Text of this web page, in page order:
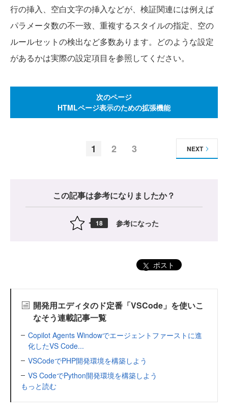
行の挿入、空白文字の挿入などが、検証関連には例えば
パラメータ数の不一致、重複するスタイルの指定、空の
ルールセットの検出など多数あります。どのような設定
があるかは実際の設定項目を参照してください。
次のページ
HTMLページ表示のための拡張機能
1 2 3 NEXT
この記事は参考になりましたか？
18 参考になった
ポスト
開発用エディタのド定番「VSCode」を使いこ
なそう連載記事一覧
Copilot Agents Windowでエージェントファーストに進
化したVS Code...
VSCodeでPHP開発環境を構築しよう
VS CodeでPython開発環境を構築しよう
もっと読む